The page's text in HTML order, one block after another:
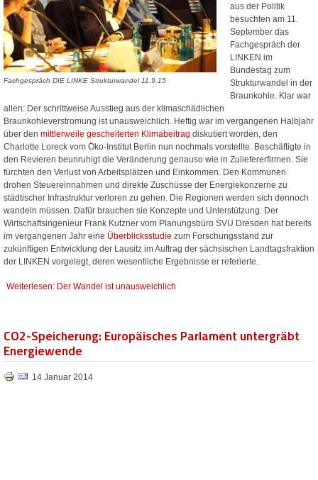
Fachgespräch DIE LINKE Strukturwandel 11.9.15
aus der Politik
besuchten am 11.
September das
Fachgespräch der
LINKEN im
Bundestag zum
Strukturwandel in der
Braunkohle. Klar war
allen: Der schrittweise Ausstieg aus der klimaschädlichen
Braunkohleverstromung ist unausweichlich. Heftig war im vergangenen Halbjahr
über den mittlerweile gescheiterten Klimabeitrag diskutiert worden, den
Charlotte Loreck vom Öko-Institut Berlin nun nochmals vorstellte. Beschäftigte in
den Revieren beunruhigt die Veränderung genauso wie in Zuliefererfirmen. Sie
fürchten den Verlust von Arbeitsplätzen und Einkommen. Den Kommunen
drohen Steuereinnahmen und direkte Zuschüsse der Energiekonzerne zu
städtischer Infrastruktur verloren zu gehen. Die Regionen werden sich dennoch
wandeln müssen. Dafür brauchen sie Konzepte und Unterstützung. Der
Wirtschaftsingenieur Frank Kutzner vom Planungsbüro SVU Dresden hat bereits
im vergangenen Jahr eine Überblicksstudie zum Forschungsstand zur
zukünftigen Entwicklung der Lausitz im Auftrag der sächsischen Landtagsfraktion
der LINKEN vorgelegt, deren wesentliche Ergebnisse er referierte.
Weiterlesen: Der Wandel ist unausweichlich
CO2-Speicherung: Europäisches Parlament untergräbt
Energiewende
14 Januar 2014